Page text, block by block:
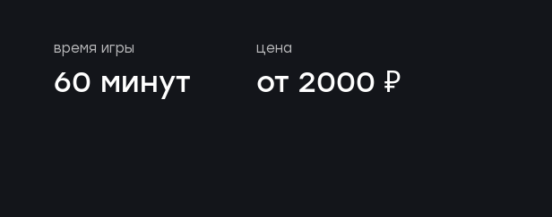
время игры
60 минут
цена
от 2000 ₽